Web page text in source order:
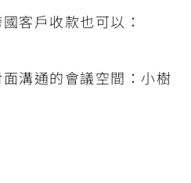
客戶收款也可以：
溝通的會議空間：小樹